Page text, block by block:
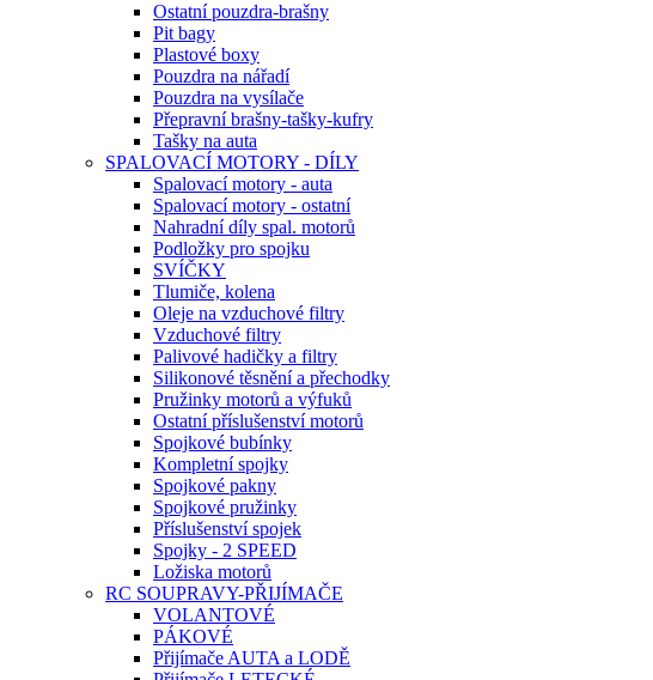
Ostatní pouzdra-brašny
Pit bagy
Plastové boxy
Pouzdra na nářadí
Pouzdra na vysílače
Přepravní brašny-tašky-kufry
Tašky na auta
SPALOVACÍ MOTORY - DÍLY
Spalovací motory - auta
Spalovací motory - ostatní
Nahradní díly spal. motorů
Podložky pro spojku
SVÍČKY
Tlumiče, kolena
Oleje na vzduchové filtry
Vzduchové filtry
Palivové hadičky a filtry
Silikonové těsnění a přechodky
Pružinky motorů a výfuků
Ostatní příslušenství motorů
Spojkové bubínky
Kompletní spojky
Spojkové pakny
Spojkové pružinky
Příslušenství spojek
Spojky - 2 SPEED
Ložiska motorů
RC SOUPRAVY-PŘIJÍMAČE
VOLANTOVÉ
PÁKOVÉ
Přijímače AUTA a LODĚ